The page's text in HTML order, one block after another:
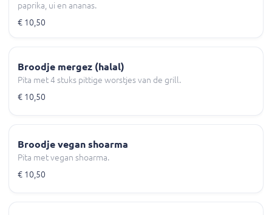
paprika, ui en ananas.
€ 10,50
Broodje mergez (halal)
Pita met 4 stuks pittige worstjes van de grill.
€ 10,50
Broodje vegan shoarma
Pita met vegan shoarma.
€ 10,50